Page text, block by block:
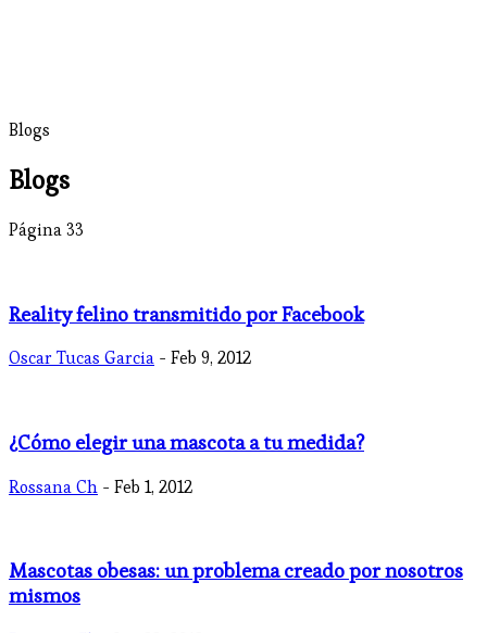
Blogs
Blogs
Página 33
Reality felino transmitido por Facebook
Oscar Tucas Garcia - Feb 9, 2012
¿Cómo elegir una mascota a tu medida?
Rossana Ch - Feb 1, 2012
Mascotas obesas: un problema creado por nosotros
mismos